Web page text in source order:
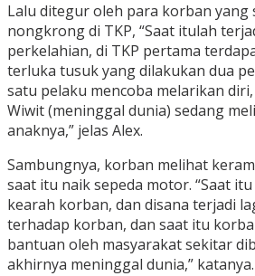
Lalu ditegur oleh para korban yang
nongkrong di TKP, “Saat itulah
perkelahian, di TKP pertama
terluka tusuk yang dilakukan dua
satu pelaku mencoba melarikan
Wiwit (meninggal dunia) sedang
anaknya,” jelas Alex.
Sambungnya, korban melihat
saat itu naik sepeda motor. “Saat
kearah korban, dan disana terjadi
terhadap korban, dan saat itu
bantuan oleh masyarakat sekitar
akhirnya meninggal dunia,” katanya.